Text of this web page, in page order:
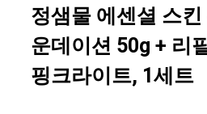
정샘물 에센셜 스
운데이션 50g + 리
핑크라이트, 1세트